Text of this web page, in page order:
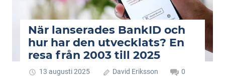
När lanserades BankID och
hur har den utvecklats? En
resa från 2003 till 2025
13 augusti 2025 David Eriksson 0